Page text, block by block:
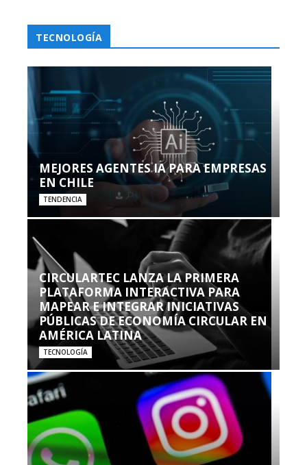
TECNOLOGÍA
MEJORES AGENTES IA PARA EMPRESAS
EN CHILE
TENDENCIA
CIRCULARTEC LANZA LA PRIMERA
PLATAFORMA INTERACTIVA PARA
MAPEAR E INTEGRAR INICIATIVAS
PÚBLICAS DE ECONOMÍA CIRCULAR EN
AMÉRICA LATINA
TECNOLOGÍA